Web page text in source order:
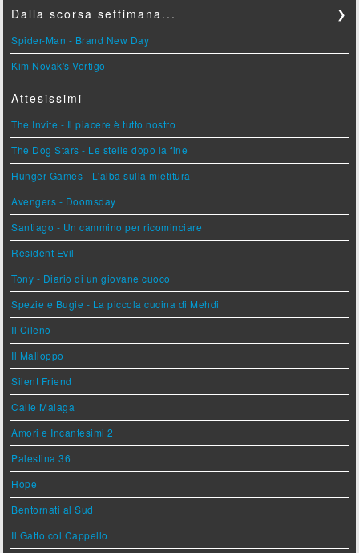
Dalla scorsa settimana... ❯
Spider-Man - Brand New Day
Kim Novak's Vertigo
Attesissimi
The Invite - Il piacere è tutto nostro
The Dog Stars - Le stelle dopo la fine
Hunger Games - L'alba sulla mietitura
Avengers - Doomsday
Santiago - Un cammino per ricominciare
Resident Evil
Tony - Diario di un giovane cuoco
Spezie e Bugie - La piccola cucina di Mehdi
Il Cileno
Il Malloppo
Silent Friend
Calle Malaga
Amori e Incantesimi 2
Palestina 36
Hope
Bentornati al Sud
Il Gatto col Cappello